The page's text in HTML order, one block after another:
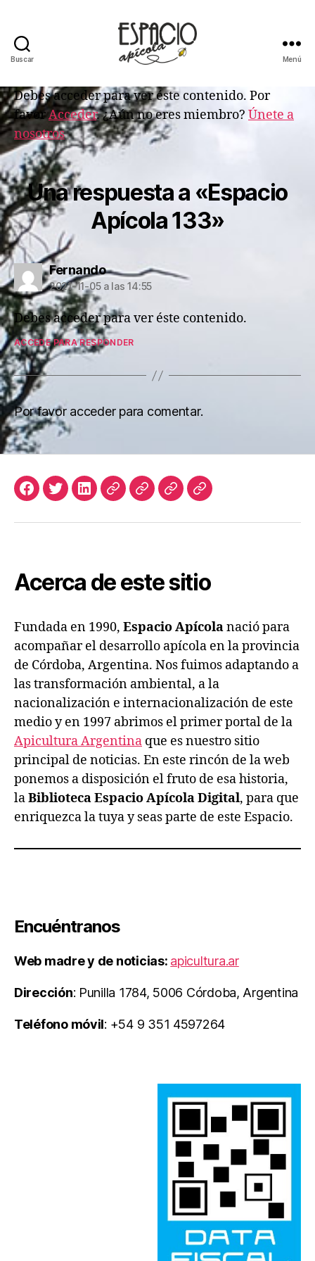
Buscar
APICOLA
Menú
Debes acceder para ver éste contenido. Por
favorAcceder. ¿Aún no eres miembro? Únete a
nosotros
Una respuesta a «Espacio
Apícola 133»
Fernandodice:
2021-11-05 a las 14:55
Debes acceder para ver éste contenido.
ACCEDE PARA RESPONDER
Por favor acceder para comentar.
Facebook
TwitterLinkedInApicultura
Join AccesoBiblioteca
Acerca de este sitio
Fundada en 1990, Espacio Apícolanació para
acompañar el desarrollo apícola en la provincia
de Córdoba, Argentina. Nos fuimos adaptando a
las transformación ambiental, a la
nacionalización e internacionalización de este
medio y en 1997 abrimos el primer portal de la
Apicultura Argentina que es nuestro sitio
principal de noticias. En este rincón de la web
ponemos a disposición el fruto de esa historia,
laBiblioteca Espacio Apícola Digital, para que
enriquezca la tuya y seas parte de este Espacio.
Encuéntranos
Web madre y de noticias: apicultura.ar
Dirección: Punilla 1784, 5006 Córdoba, Argentina
Teléfono móvil: +54 9 351 4597264